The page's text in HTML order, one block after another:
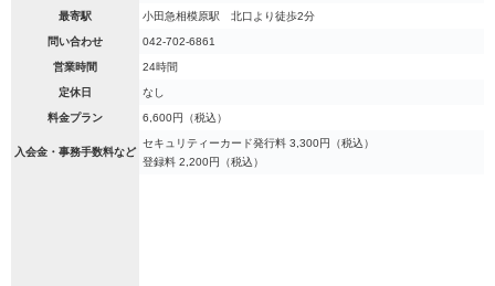
最寄駅 小田急相模原駅 北口より徒歩2分
問い合わせ 042-702-6861
営業時間 24時間
定休日 なし
料金プラン 6,600円（税込）
入会金・事務手数料など
セキュリティーカード発行料 3,300円（税込）
登録料 2,200円（税込）